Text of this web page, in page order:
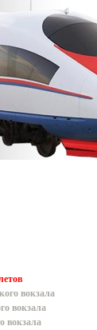
вокзала
вокзала
вокзала